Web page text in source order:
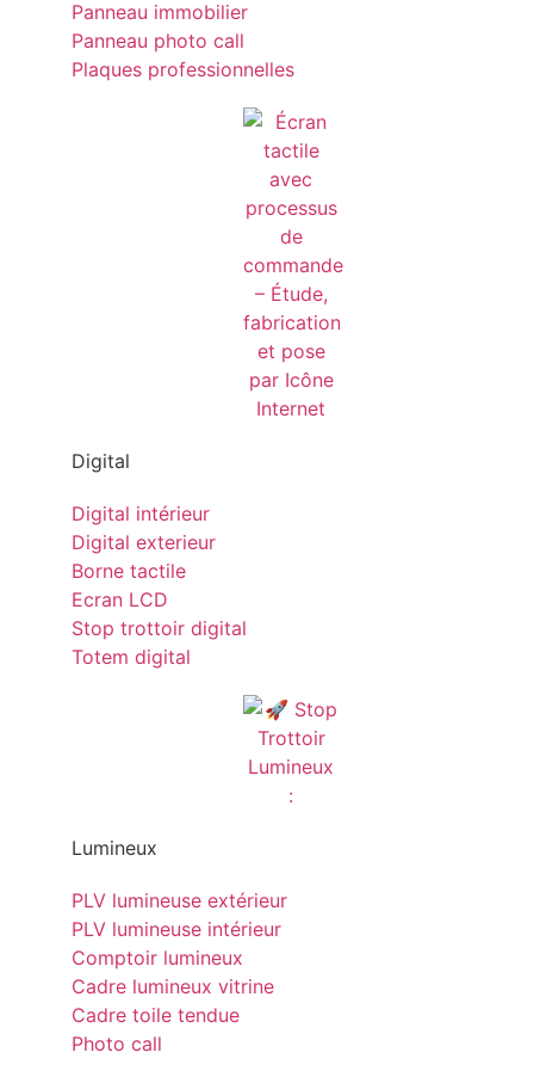
Panneau immobilier
Panneau photo call
Plaques professionnelles
Digital
Digital intérieur
Digital exterieur
Borne tactile
Ecran LCD
Stop trottoir digital
Totem digital
Lumineux
PLV lumineuse extérieur
PLV lumineuse intérieur
Comptoir lumineux
Cadre lumineux vitrine
Cadre toile tendue
Photo call